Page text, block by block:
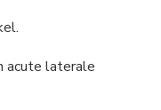
acute laterale